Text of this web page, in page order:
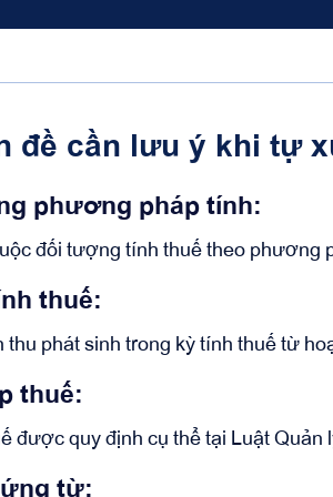
đề cần lưu ý khi tự
phương pháp tính:
đối tượng tính thuế theo phương
thuế:
thu phát sinh trong kỳ tính thuế từ
thuế:
được quy định cụ thể tại Luật
từ: